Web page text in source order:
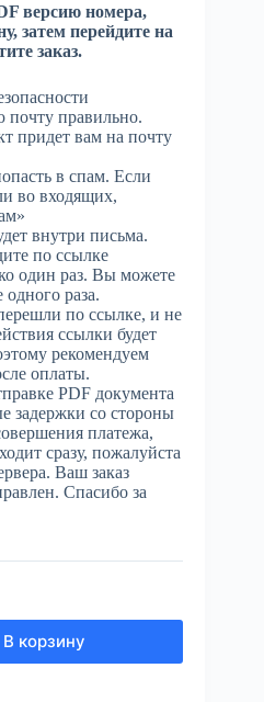
версию номера,
затем перейдите на
заказ.
почту правильно.
придет вам на почту
в спам. Если
во входящих,
внутри письма.
по ссылке
один раз. Вы можете
одного раза.
по ссылке, и не
ссылки будет
рекомендуем
оплаты.
PDF документа
задержки со стороны
платежа,
сразу, пожалуйста
Ваш заказ
Спасибо за
В корзину